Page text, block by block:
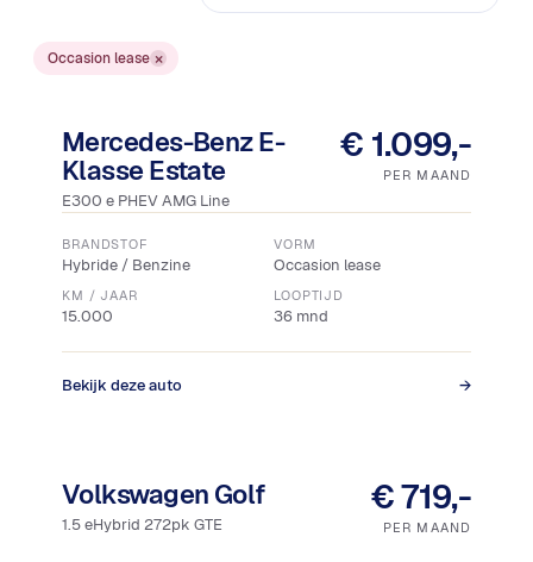
Occasion lease ×
Mercedes-Benz E-
Klasse Estate
E300 e PHEV AMG Line
€ 1.099,-
PER MAAND
BRANDSTOF
Hybride / Benzine
VORM
Occasion lease
KM / JAAR
15.000
LOOPTIJD
36 mnd
Bekijk deze auto →
Volkswagen Golf
1.5 eHybrid 272pk GTE
€ 719,-
PER MAAND